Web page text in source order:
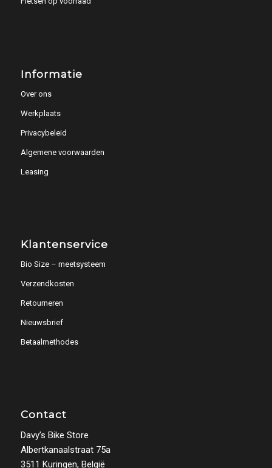
Informatie
Over ons
Werkplaats
Privacybeleid
Algemene voorwaarden
Leasing
Klantenservice
Bio Size – meetsysteem
Verzendkosten
Retourneren
Nieuwsbrief
Betaalmethodes
Contact
Davy’s Bike Store
Albertkanaalstraat 75a
3511 Kuringen, België